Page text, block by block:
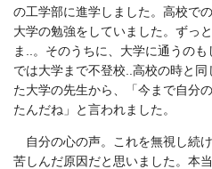
の工学部に進学しました。高校で
大学の勉強をしていました。ずっ
ま
。そのうちに、大学に通うの
では大学まで不登校 高校の時と同
た大学の先生から、「今まで自分
たんだね」と言われました。
自分の心の声。これを無視し続
苦しんだ原因だと思いました。本